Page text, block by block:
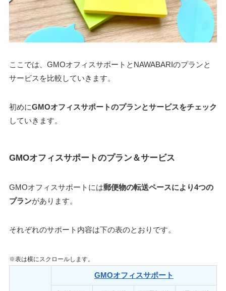
ここでは、GMOオフィスサポートとNAWABARIのプランと
サービスを比較 していきます。
初めにGMOオフィスサポートのプランとサービスをチェック
していきます。
GMOオフィスサポートのプラン＆サービス
GMOオフィスサポートには郵便物の転送ペースにより4つの
プランがあります。
それぞれのサポート内容は下の表のとおりです。
※表は横にスクロールします。
GMOオフィスサポート